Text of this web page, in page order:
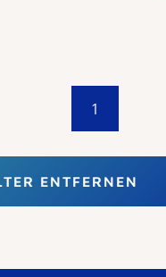
1
ENTFERNEN